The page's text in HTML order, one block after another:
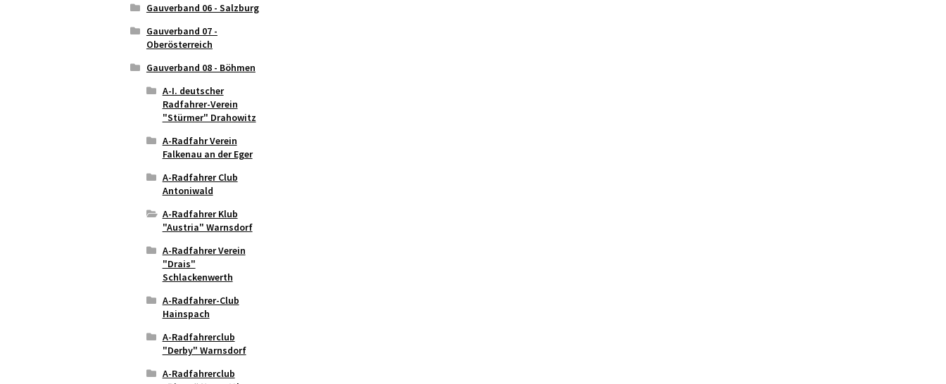
Gauverband 06 - Salzburg
Gauverband 07 -
Oberösterreich
Gauverband 08 - Böhmen
A-I. deutscher
Radfahrer-Verein
"Stürmer" Drahowitz
A-Radfahr Verein
Falkenau an der Eger
A-Radfahrer Club
Antoniwald
A-Radfahrer Klub
"Austria" Warnsdorf
A-Radfahrer Verein
"Drais"
Schlackenwerth
A-Radfahrer-Club
Hainspach
A-Radfahrerclub
"Derby" Warnsdorf
A-Radfahrerclub